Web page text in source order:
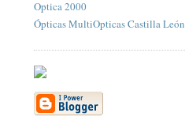
Optica 2000
Ópticas MultiOpticas Castilla León